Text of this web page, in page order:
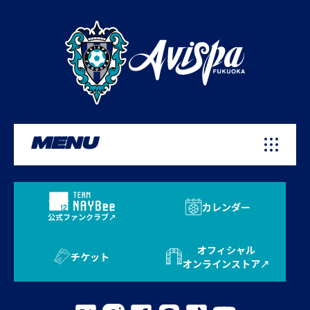
MENU
公式ファンクラブ
カレンダー
チケット
オフィシャル
オンラインストア